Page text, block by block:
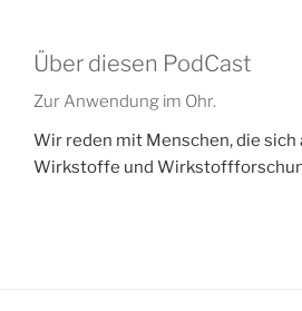
Über diesen PodCast
Zur Anwendung im Ohr.
Wir reden mit Menschen, die sich
Wirkstoffe und